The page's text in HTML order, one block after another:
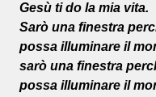
Gesù ti do la mia vita.
Sarò una finestra
possa illuminare il
sarò una finestra
possa illuminare il